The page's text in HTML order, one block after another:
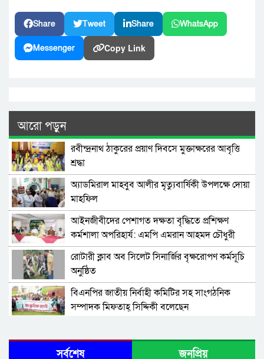
Share Tweet Share WhatsApp
Messenger Copy Link
আরো পড়ুন
রবীন্দ্রনাথ ঠাকুরের প্রয়াণ দিবসে মুক্তাক্ষরের আবৃত্তি
শ্রদ্ধা
অ্যাডমিরাল মাহবুব আলীর মৃত্যুবার্ষিকী উপলক্ষে দোয়া
মাহফিল
‎আইনজীবীদের পেশাগত দক্ষতা বৃদ্ধিতে প্রশিক্ষণ
কর্মশালা অপরিহার্য: এমপি এমরান আহমদ চৌধুরী
রোটারী ক্লাব অব সিলেট সিনার্জির বৃক্ষরোপণ কর্মসূচি
অনুষ্ঠিত
বিএনপির জাতীয় নির্বাহী কমিটির সহ সাংগঠনিক
সম্পাদক মিফতাহ্ সিদ্দিকী বলেছেন
সেক্রেটারী অধ্যক্ষ নজরুল ইসলাম বলেছেন
সর্বশেষ জনপ্রিয়